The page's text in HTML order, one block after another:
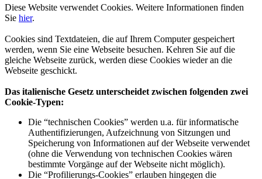
Diese Website verwendet Cookies. Weitere Informationen finden
Sie hier.
Cookies sind Textdateien, die auf Ihrem Computer gespeichert
werden, wenn Sie eine Webseite besuchen. Kehren Sie auf die
gleiche Webseite zurück, werden diese Cookies wieder an die
Webseite geschickt.
Das italienische Gesetz unterscheidet zwischen folgenden zwei
Cookie-Typen:
Die “technischen Cookies” werden u.a. für informatische
Authentifizierungen, Aufzeichnung von Sitzungen und
Speicherung von Informationen auf der Webseite verwendet
(ohne die Verwendung von technischen Cookies wären
bestimmte Vorgänge auf der Webseite nicht möglich).
Die “Profilierungs-Cookies” erlauben hingegen die